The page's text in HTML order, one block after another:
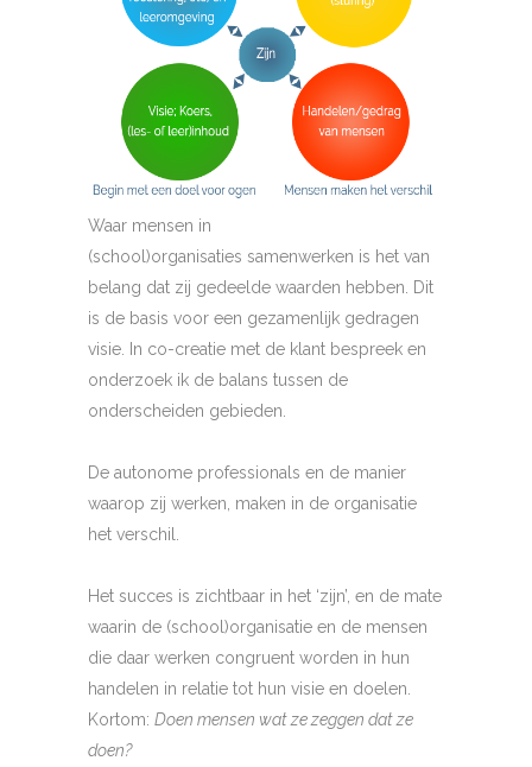
Waar mensen in
(school)organisaties samenwerken is het van
belang dat zij gedeelde waarden hebben. Dit
is de basis voor een gezamenlijk gedragen
visie. In co-creatie met de klant bespreek en
onderzoek ik de balans tussen de
onderscheiden gebieden.
De autonome professionals en de manier
waarop zij werken, maken in de organisatie
het verschil.
Het succes is zichtbaar in het ‘zijn’, en de mate
waarin de (school)organisatie en de mensen
die daar werken congruent worden in hun
handelen in relatie tot hun visie en doelen.
Kortom: Doen mensen wat ze zeggen dat ze
doen?